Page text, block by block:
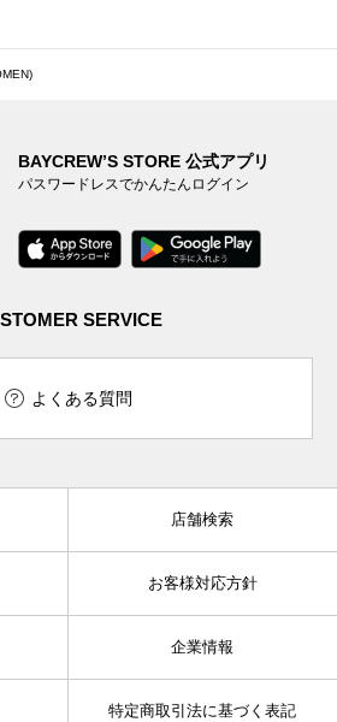
BAYCREW’S STORE 公式アプリ
パスワードレスでかんたんログイン
SERVICE
よくある質問
店舗検索
お客様対応方針
企業情報
特定商取引法に基づく表記